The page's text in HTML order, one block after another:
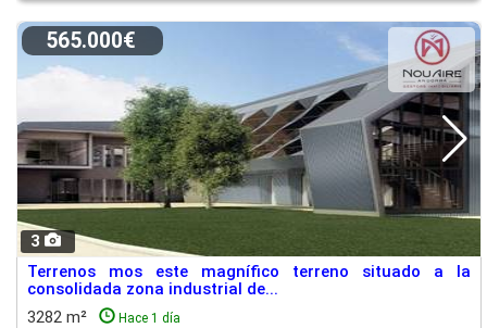
3
565.000€
Terrenos mos este magnífico terreno situado a la
consolidada zona industrial de...
3282 m²
Hace 1 día